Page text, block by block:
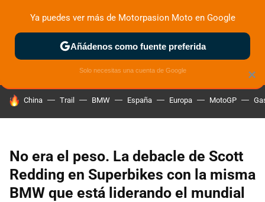
ZONA DE PRUEBAS DEPORTIVAS MOTOS ELÉCTRICAS
HOY SE HABLA DE
China Trail BMW España Europa MotoGP
No era el peso. La debacle de Scott
Redding en Superbikes con la misma
BMW que está liderando el mundial
×
Ya puedes ver más de Motorpasion Moto en Google
Añádenos como fuente preferida
Solo necesitas una cuenta de Google